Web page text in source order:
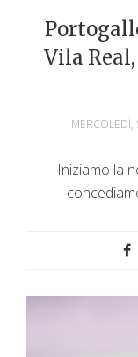
Vila
MERCOLEDÌ,
Iniziamo la